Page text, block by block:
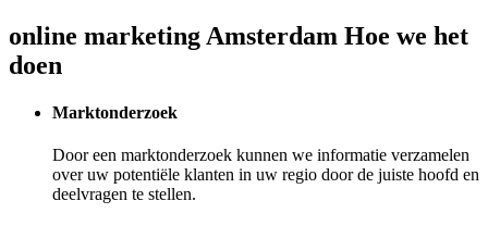
online marketing Amsterdam Hoe we het
doen
Marktonderzoek
Door een marktonderzoek kunnen we informatie verzamelen
over uw potentiële klanten in uw regio door de juiste hoofd en
deelvragen te stellen.